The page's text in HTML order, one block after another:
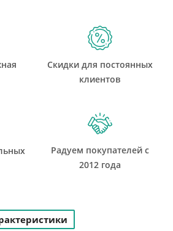
Скидки для постоянных
клиентов
Радуем покупателей с
2012 года